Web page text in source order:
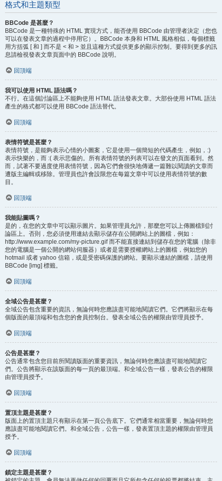
格式和主題類型
BBCode 是甚麼？
BBCode 是一種特殊的 HTML 實現方式，能否使用 BBCode 由管理者決定（您也
可以在發表文章的過程中停用它）。BBCode 本身和 HTML 風格相似，每個標籤
用方括弧 [ 和 ] 而不是 < 和 > 並且這種方式提供更多的顯示控制。要得到更多的訊
息請檢視發表文章頁面中的 BBCode 說明。
回頂端
我可以使用 HTML 語法嗎？
不行。在這個討論區上不能夠使用 HTML 語法發表文章。大部份使用 HTML 語法
產生的格式都可以使用 BBCode 語法替代。
回頂端
表情符號是甚麼？
表情符號，是能夠表示心情的小圖案，它是使用一個簡短的代碼產生，例如，:)
表示快樂的，而 :( 表示悲傷的。所有表情符號的列表可以在發文的頁面看到。然
而，試著不要過度使用表情符號，因為它們會很快地傳遞一篇難以閱讀的文章而
遭版主編輯或移除。管理員也許會設限您在每篇文章中可以使用表情符號的數
目。
回頂端
我能貼圖嗎？
是的，在您的文章中可以顯示圖片。如果管理員允許，那麼您可以上傳圖檔到討
論區上。否則，您必須使用連結去顯示儲存在公開網站上的圖檔，例如：
http://www.example.com/my-picture.gif 而不能直接連結到儲存在您的電腦（除非
您的電腦是一個公開的網站伺服器）或者是需要授權網站上的圖檔，例如您的
hotmail 或者 yahoo 信箱，或是受密碼保護的網站。要顯示連結的圖檔，請使用
BBCode [img] 標籤。
回頂端
全域公告是甚麼？
全域公告包含重要的資訊，無論何時您應該盡可能地閱讀它們。它們將顯示在每
個版面的最頂端和包含您的會員控制台。發表全域公告的權限由管理員授予。
回頂端
公告是甚麼？
公告通常包含您目前所閱讀版面的重要資訊，無論何時您應該盡可能地閱讀它
們。公告將顯示在該版面的每一頁的最頂端。和全域公告一樣，發表公告的權限
由管理員授予。
回頂端
置頂主題是甚麼？
版面上的置頂主題只有顯示在第一頁公告底下。它們通常相當重要，無論何時您
應該盡可能地閱讀它們。和全域公告，公告一樣，發表置頂主題的權限由管理員
授予。
回頂端
鎖定主題是甚麼？